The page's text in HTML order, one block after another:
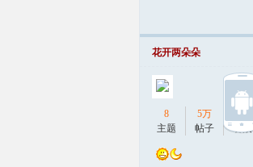
花开两朵朵
8
主题
5万
帖子
3
听众